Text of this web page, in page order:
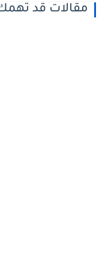
مقالات قد